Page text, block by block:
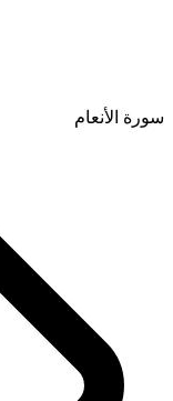
سورة الأنعام